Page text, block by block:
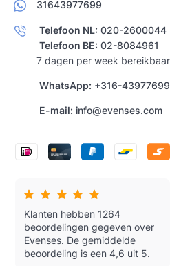
31643977699
Telefoon NL: 020-2600044
Telefoon BE: 02-8084961
7 dagen per week bereikbaar
WhatsApp: +316-43977699
E-mail: info@evenses.com
Klanten hebben 1264
beoordelingen gegeven over
Evenses. De gemiddelde
beoordeling is een 4,6 uit 5.